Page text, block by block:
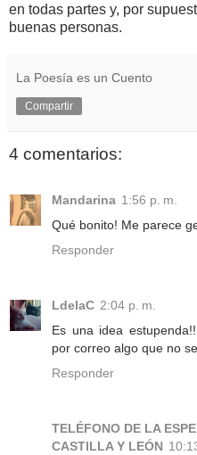
en todas partes y, por
buenas personas.
La Poesía es un Cuento
Compartir
4 comentarios:
Mandarina 1:56 p. m.
Qué bonito! Me parece
Responder
LdelaC 2:04 p. m.
Es una idea
por correo algo que no
Responder
TELÉFONO DE LA
CASTILLA Y LEÓN